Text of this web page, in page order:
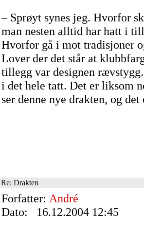
– Sprøyt synes jeg. Hvorfor
man nesten alltid har hatt i
Hvorfor gå i mot tradisjoner
Lover der det står at
tillegg var designen
i det hele tatt. Det er liksom
ser denne nye drakten, og
Re: Drakten
Forfatter: André
Dato: 16.12.2004 12:45